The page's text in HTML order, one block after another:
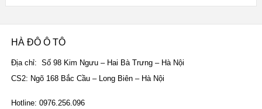
HÀ ĐÔ Ô TÔ
Địa chỉ: Số 98 Kim Ngưu – Hai Bà Trưng – Hà Nội
CS2: Ngõ 168 Bắc Cầu – Long Biên – Hà Nội
Hotline: 0976.256.096